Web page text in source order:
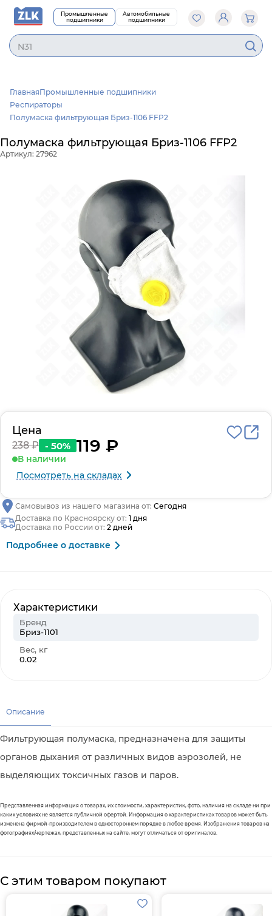
Промышленные
подшипники
Автомобильные
подшипники
ГлавнаяПромышленные подшипники
Респираторы
Полумаска фильтрующая Бриз-1106 FFP2
Полумаска фильтрующая Бриз-1106 FFP2
Артикул: 27962
Характеристики
Бренд
Бриз-1101
Вес, кг
0.02
Цена
238 ₽ - 50% 119 ₽
В наличии
Посмотреть на складах
Самовывоз из нашего магазина от: Сегодня
Доставка по Красноярску от: 1 дня
Доставка по России от: 2 дней
Подробнее о доставке
Описание
Фильтрующая полумаска, предназначена для защиты
органов дыхания от различных видов аэрозолей, не
выделяющих токсичных газов и паров.
Представленная информация о товарах, их стоимости, характеристик, фото, наличия на складе ни при
каких условиях не является публичной офертой. Информация о характеристиках товаров может быть
изменена фирмой-производителем в одностороннем порядке в любое время. Изображения товаров на
фотографиях/чертежах, представленных на сайте, могут отличаться от оригиналов.
С этим товаром покупают